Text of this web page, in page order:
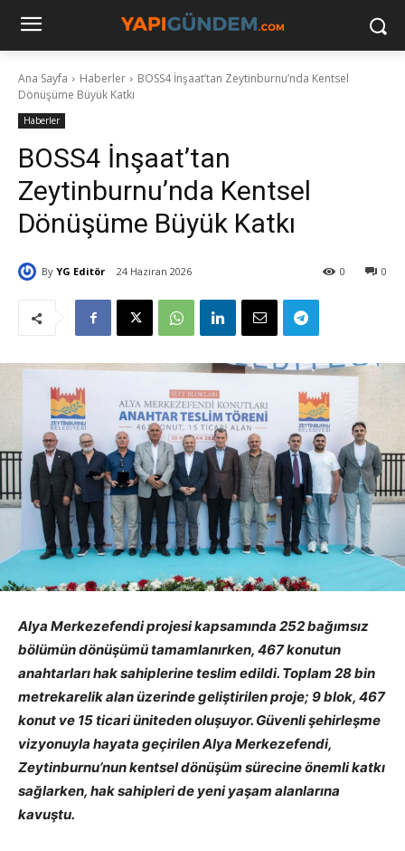
Ana Sayfa Haberler
BOSS4 İnşaat’tan Zeytinburnu’nda Kentsel
Dönüşüme Büyük Katkı
Haberler
BOSS4 İnşaat’tan
Zeytinburnu’nda Kentsel
Dönüşüme Büyük Katkı
By YG Editör 24 Haziran 2026 0
0
Alya Merkezefendi projesi kapsamında 252 bağımsız
bölümün dönüşümü tamamlanırken, 467 konutun
anahtarları hak sahiplerine teslim edildi. Toplam 28 bin
metrekarelik alan üzerinde geliştirilen proje; 9 blok, 467
konut ve 15 ticari üniteden oluşuyor. Güvenli şehirleşme
vizyonuyla hayata geçirilen Alya Merkezefendi,
Zeytinburnu’nun kentsel dönüşüm sürecine önemli katkı
sağlarken, hak sahipleri de yeni yaşam alanlarına
kavuştu.